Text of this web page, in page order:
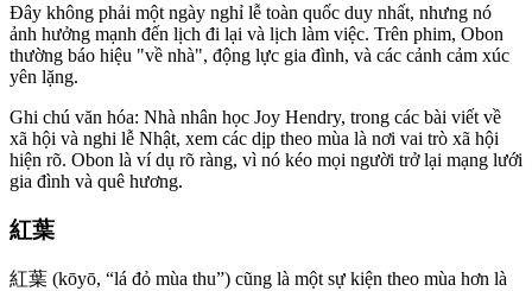
Đây không phải một ngày nghỉ lễ toàn quốc duy nhất, nhưng nó
ảnh hưởng mạnh đến lịch đi lại và lịch làm việc. Trên phim, Obon
thường báo hiệu "về nhà", động lực gia đình, và các cảnh cảm xúc
yên lặng.
Ghi chú văn hóa: Nhà nhân học Joy Hendry, trong các bài viết về
xã hội và nghi lễ Nhật, xem các dịp theo mùa là nơi vai trò xã hội
hiện rõ. Obon là ví dụ rõ ràng, vì nó kéo mọi người trở lại mạng lưới
gia đình và quê hương.
紅葉
紅葉 (kōyō, “lá đỏ mùa thu”) cũng là một sự kiện theo mùa hơn là